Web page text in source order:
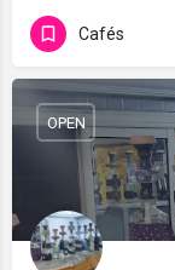
Cafés
OPEN